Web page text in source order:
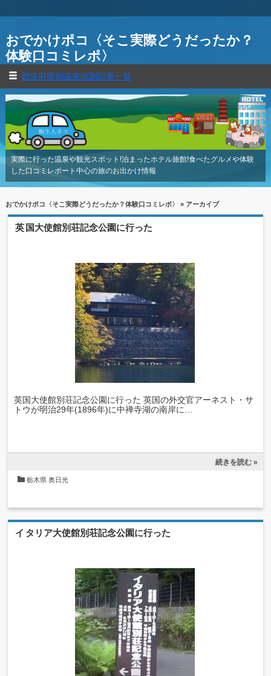
おでかけポコ〈そこ実際どうだったか？
体験口コミレポ〉
都道府県別温泉地別記事一覧
実際に行った温泉や観光スポット!泊まったホテル旅館!食べたグルメや体験
した口コミレポート中心の旅のお出かけ情報
おでかけポコ〈そこ実際どうだったか？体験口コミレポ〉 » アーカイブ
英国大使館別荘記念公園に行った
英国大使館別荘記念公園に行った 英国の外交官アーネスト・サ
トウが明治29年(1896年)に中禅寺湖の南岸に…
続きを読む »
栃木県 奥日光
イタリア大使館別荘記念公園に行った